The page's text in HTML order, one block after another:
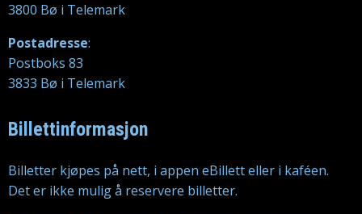
3800 Bø i Telemark
Postadresse:
Postboks 83
3833 Bø i Telemark
Billettinformasjon
Billetter kjøpes på nett, i appen eBillett eller i kaféen.
Det er ikke mulig å reservere billetter.